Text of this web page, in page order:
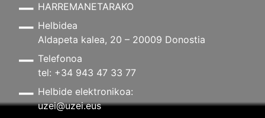
HARREMANETARAKO
Helbidea
Aldapeta kalea, 20 – 20009 Donostia
Telefonoa
tel: +34 943 47 33 77
Helbide elektronikoa:
uzei@uzei.eus